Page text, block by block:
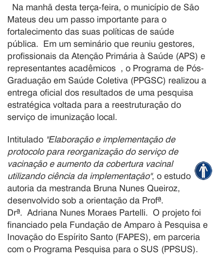
Na manhã desta terça-feira, o município de São
Mateus deu um passo importante para o
fortalecimento das suas políticas de saúde
pública. Em um seminário que reuniu gestores,
profissionais da Atenção Primária à Saúde (APS) e
representantes acadêmicos , o Programa de Pós-
Graduação em Saúde Coletiva (PPGSC) realizou a
entrega oficial dos resultados de uma pesquisa
estratégica voltada para a reestruturação do
serviço de imunização local.
Intitulado "Elaboração e implementação de
protocolo para reorganização do serviço de
vacinação e aumento da cobertura vacinal
utilizando ciência da implementação", o estudo é de
autoria da mestranda Bruna Nunes Queiroz,
desenvolvido sob a orientação da Profª.
Drª. Adriana Nunes Moraes Partelli. O projeto foi
financiado pela Fundação de Amparo à Pesquisa e
Inovação do Espírito Santo (FAPES), em parceria
com o Programa Pesquisa para o SUS (PPSUS).